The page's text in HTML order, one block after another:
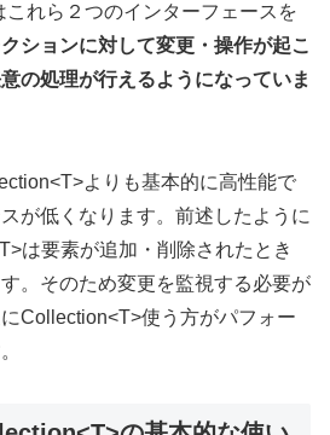
れら２つのインターフェースを
ションに対して変更・操作が起こ
の処理が行えるようになっていま
よりも基本的に高性能で
が低くなります。前述したように
は要素が追加・削除されたとき
。そのため変更を監視する必要が
Collection<T>使う方がパフォー